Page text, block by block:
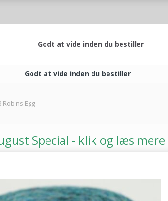
Godt at vide inden du bestiller
Godt at vide inden du bestiller
Egg
Special - klik og læs mere